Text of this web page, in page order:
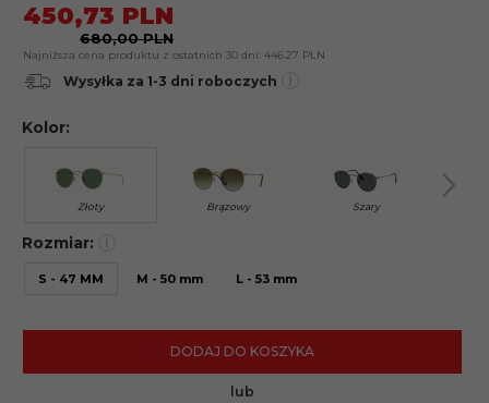
Kolor:
Złoty Brązowy Szary
Rozmiar:
S - 47 MM M - 50 mm L - 53 mm
450,73 PLN
680,00 PLN
Najniższa cena produktu z ostatnich 30 dni: 446.27 PLN
Wysyłka za 1-3 dni roboczych
DODAJ DO KOSZYKA
lub